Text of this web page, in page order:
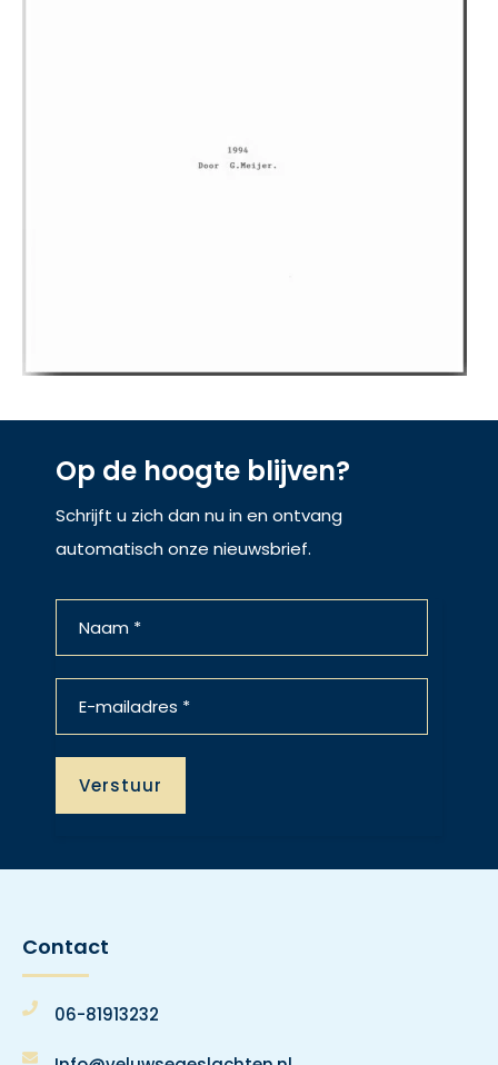
Op de hoogte blijven?
Schrijft u zich dan nu in en ontvang
automatisch onze nieuwsbrief.
Contact
06-81913232